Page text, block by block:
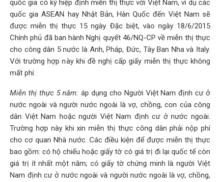
quốc gia có ký hiệp định miễn thị thực với Việt Nam, ví dụ các
quốc gia ASEAN hay Nhật Bản, Hàn Quốc đến Việt Nam sẽ
được miễn thị thực 15 ngày. Đặc biệt, vào ngày 18/6/2015
Chính phủ đã ban hành Nghị quyết 46/NQ-CP về miễn thị thực
cho công dân 5 nước là Anh, Pháp, Đức, Tây Ban Nha và Italy.
Với trường hợp này khi đề nghị cấp giấy miễn thị thực không
mất phí.
Miễn thị thực 5 năm: áp dụng cho Người Việt Nam định cư ở
nước ngoài và người nước ngoài là vợ, chồng, con của công
dân Việt Nam hoặc người Việt Nam định cư ở nước ngoài.
Trường hợp này khi xin miễn thị thực công dân phải nộp phí
cho cơ quan Nhà nước. Các điều kiện để được miễn thị thực
bao gồm: có hộ chiếu hoặc giấy tờ có giá trị đi lại quốc tế còn
giá trị ít nhất một năm; có giấy tờ chứng minh là người Việt
Nam định cư ở nước ngoài và người nước ngoài là vợ, chồng,